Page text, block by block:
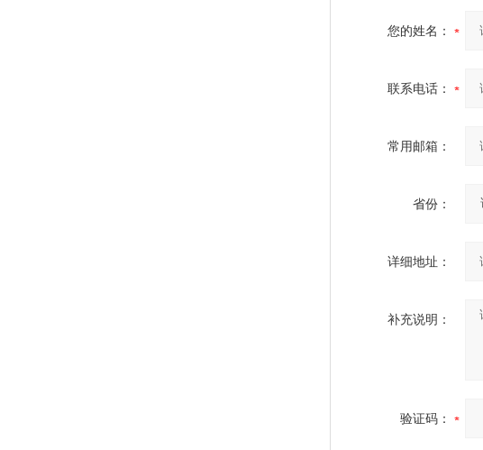
您的姓名：
联系电话：
常用邮箱：
省份：
详细地址：
补充说明：
验证码：